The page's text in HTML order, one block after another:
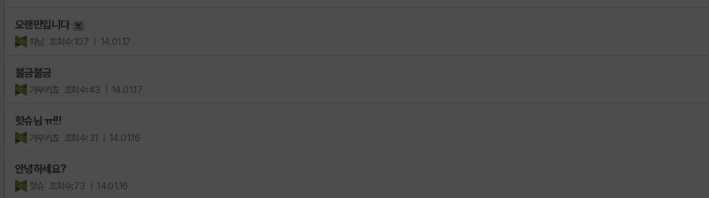
오랜만입니다
차남 조회수:107 | 14.01.17
불금불금
가부키쵸 조회수:43 | 14.01.17
핫슈님 ㅠ!!!
가부키쵸 조회수:31 | 14.01.16
안녕하세요?
핫슈 조회수:73 | 14.01.16